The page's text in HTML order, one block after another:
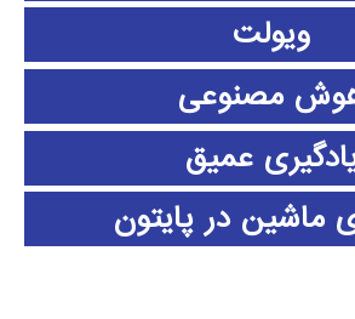
ویولت
مصنوعی
عمیق
ماشین در پایتون